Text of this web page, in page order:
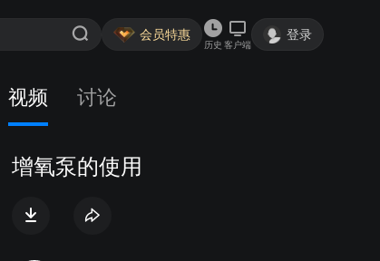
会员特惠
历史 客户端
登录
视频 讨论
增氧泵的使用